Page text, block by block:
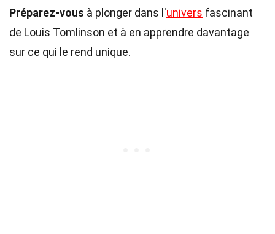
Préparez-vous à plonger dans l'univers fascinant
de Louis Tomlinson et à en apprendre davantage
sur ce qui le rend unique.